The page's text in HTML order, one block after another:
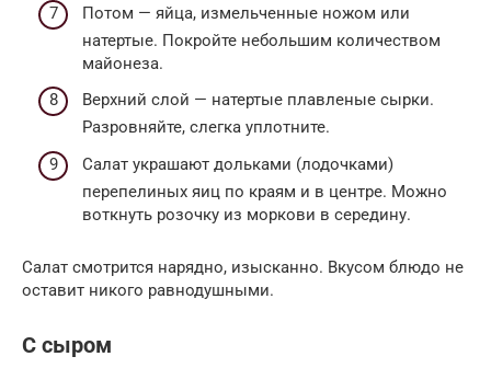
Потом — яйца, измельченные ножом или
натертые. Покройте небольшим количеством
майонеза.
Верхний слой — натертые плавленые сырки.
Разровняйте, слегка уплотните.
Салат украшают дольками (лодочками)
перепелиных яиц по краям и в центре. Можно
воткнуть розочку из моркови в середину.
Салат смотрится нарядно, изысканно. Вкусом блюдо не
оставит никого равнодушными.
С сыром